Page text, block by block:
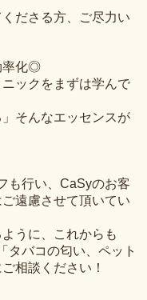
ださる方、ご尽力い
率化◎
ックをまずは学んで
」そんなエッセンスが
も行い、CaSyのお客
遠慮させて頂いてい
うに、これからも
タバコの匂い、ペット
相談ください！